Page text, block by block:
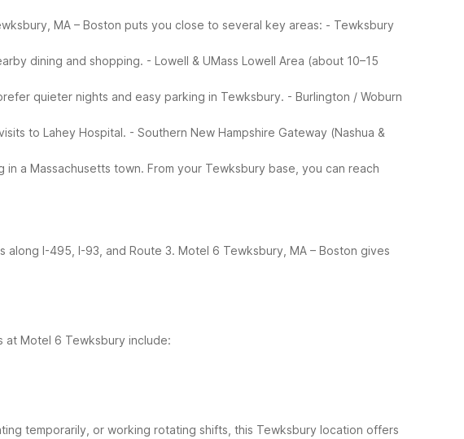
MA – Boston puts you close to several key areas: - Tewksbury
dining and shopping. - Lowell & UMass Lowell Area (about 10–15
quieter nights and easy parking in Tewksbury. - Burlington / Woburn
to Lahey Hospital. - Southern New Hampshire Gateway (Nashua &
in a Massachusetts town. From your Tewksbury base, you can reach
I-495, I-93, and Route 3. Motel 6 Tewksbury, MA – Boston gives
at Motel 6 Tewksbury include:
temporarily, or working rotating shifts, this Tewksbury location offers